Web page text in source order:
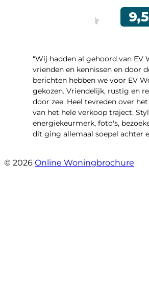
“Wij hadden al gehoord van EV
vrienden en kennissen en door
berichten hebben we voor EV
gekozen. Vriendelijk, rustig en
door zee. Heel tevreden over
van het hele verkoop traject.
energiekeurmerk, foto's,
dit ging allemaal soepel achter
© 2026 Online Woningbrochure